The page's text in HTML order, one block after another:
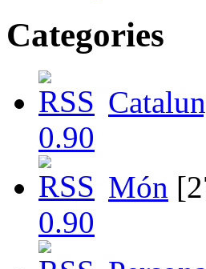
Categories
Món